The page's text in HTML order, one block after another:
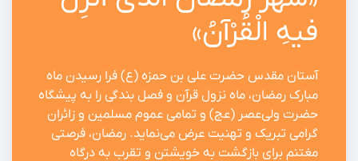
فیهِ الْقُرْآنُ»
آستان مقدس حضرت علی بن حمزه (ع) فرا رسیدن ماه
مبارک رمضان، ماه نزول قرآن و فصل بندگی را به پیشگاه
حضرت ولی‌عصر (عج) و تمامی عموم مسلمین و زائران
گرامی تبریک و تهنیت عرض می‌نماید. رمضان، فرصتی
مغتنم برای بازگشت به خویشتن و تقرب به درگاه